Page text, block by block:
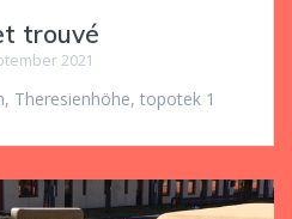
trouvé
2021
Theresienhöhe, topotek 1